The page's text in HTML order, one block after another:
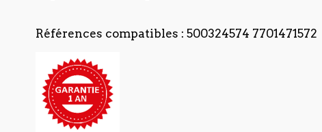
Références compatibles : 500324574 7701471572